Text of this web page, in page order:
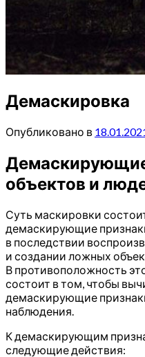
Демаскировка
Опубликовано в
объектов и
Суть маскировки
демаскирующие
в последствии
и создании ложных
В противоположность
состоит в том, чтобы
демаскирующие
наблюдения.
К демаскирующим
следующие действия: